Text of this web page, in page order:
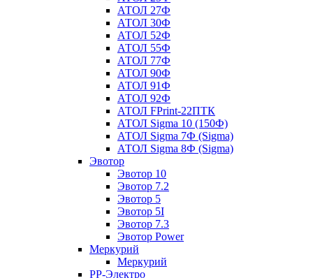
АТОЛ 27Ф
АТОЛ 30Ф
АТОЛ 52Ф
АТОЛ 55Ф
АТОЛ 77Ф
АТОЛ 90Ф
АТОЛ 91Ф
АТОЛ 92Ф
АТОЛ FPrint-22ПТК
АТОЛ Sigma 10 (150Ф)
АТОЛ Sigma 7Ф (Sigma)
АТОЛ Sigma 8Ф (Sigma)
Эвотор
Эвотор 10
Эвотор 7.2
Эвотор 5
Эвотор 5I
Эвотор 7.3
Эвотор Power
Меркурий
Меркурий
РР-Электро